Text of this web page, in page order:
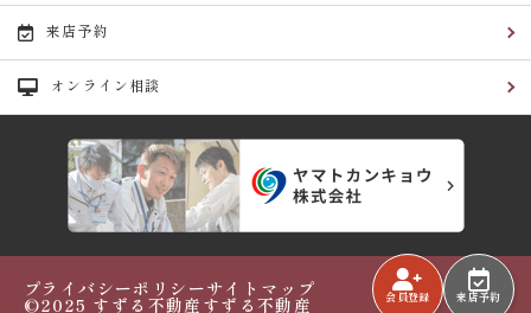
会員登録 来店予約
来店予約
オンライン相談
プライバシーポリシーサイトマップ
©2025 すずる不動産すずる不動産